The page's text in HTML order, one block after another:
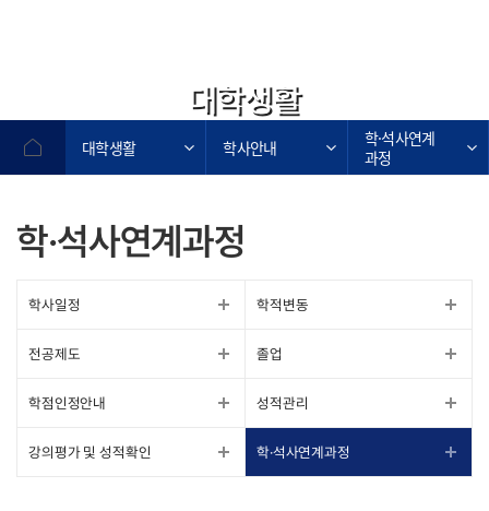
대학생활
대학생활 학사안내
학·석사연계
과정
학·석사연계과정
학사일정 학적변동
전공제도 졸업
학점인정안내 성적관리
강의평가 및 성적확인 학·석사연계과정